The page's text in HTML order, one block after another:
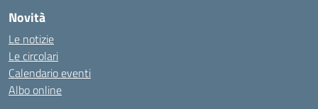
Novità
Le notizie
Le circolari
Calendario eventi
Albo online